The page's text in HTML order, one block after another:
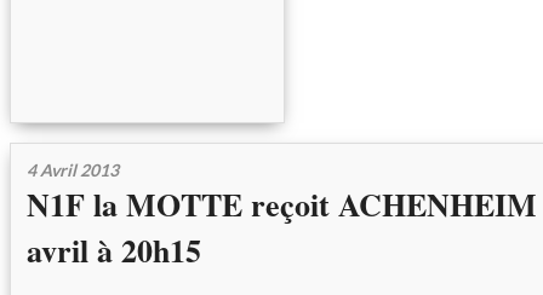
4 Avril 2013
N1F la MOTTE reçoit ACHENHEIM
avril à 20h15